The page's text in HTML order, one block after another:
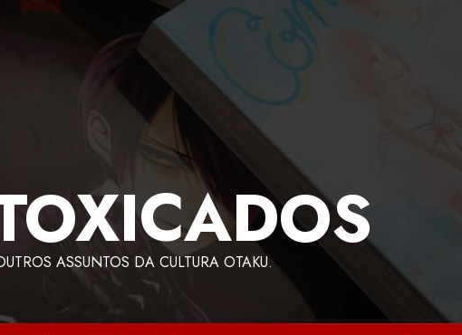
ASSUNTOS DA CULTURA OTAKU.